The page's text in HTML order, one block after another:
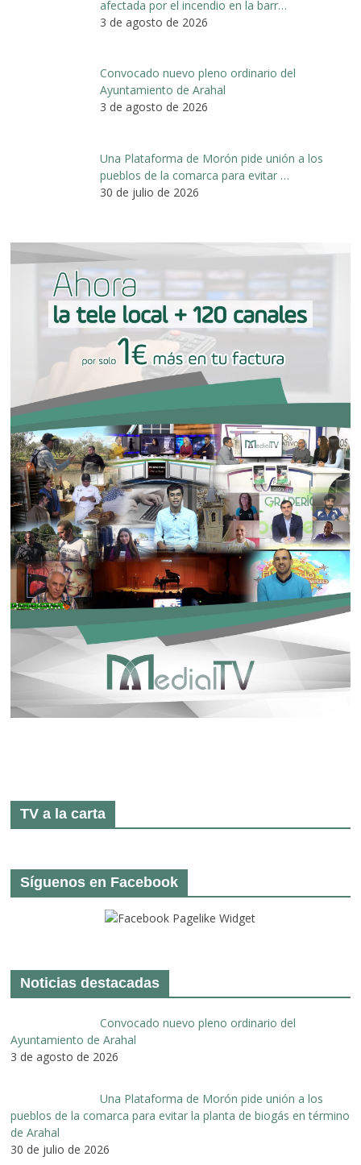
afectada por el incendio en la barr…
3 de agosto de 2026
Convocado nuevo pleno ordinario del
Ayuntamiento de Arahal
3 de agosto de 2026
Una Plataforma de Morón pide unión a los
pueblos de la comarca para evitar …
30 de julio de 2026
TV a la carta
Síguenos en Facebook
Noticias destacadas
Convocado nuevo pleno ordinario del
Ayuntamiento de Arahal
3 de agosto de 2026
Una Plataforma de Morón pide unión a los
pueblos de la comarca para evitar la planta de biogás en término
de Arahal
30 de julio de 2026